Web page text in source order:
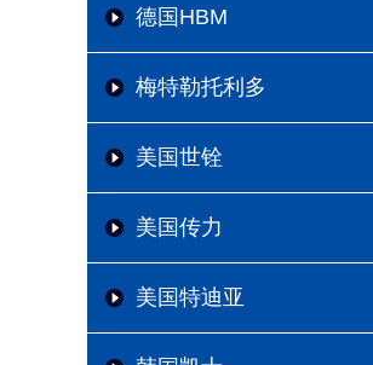
德国HBM
梅特勒托利多
美国世铨
美国传力
美国特迪亚